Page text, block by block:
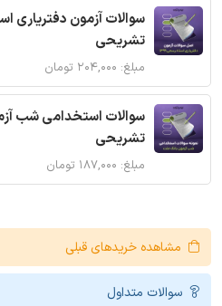
تشریحی
مبلغ: ۲۰۴,۰۰۰ تومان
سوالات استخدامی شب
تشریحی
مبلغ: ۱۸۷,۰۰۰ تومان
مشاهده خریدهای قبلی
سوالات متداول